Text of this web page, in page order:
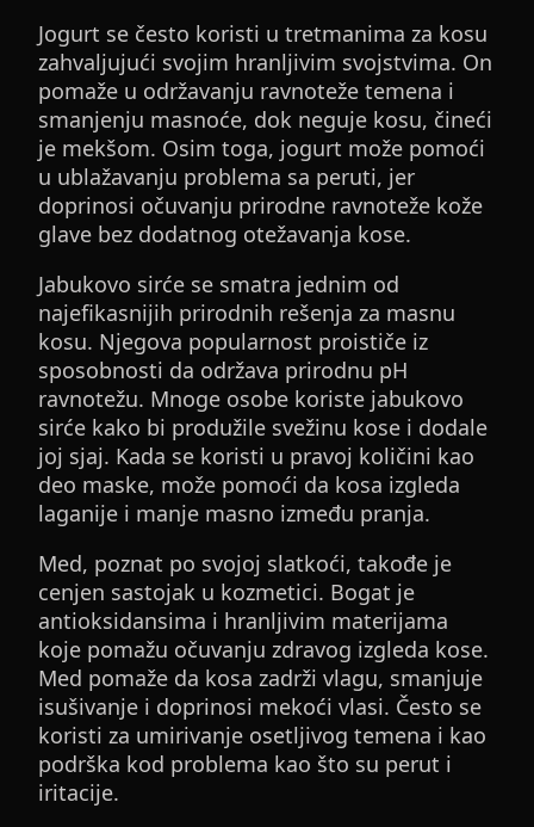
Jogurt se često koristi u tretmanima za kosu
zahvaljujući svojim hranljivim svojstvima. On
pomaže u održavanju ravnoteže temena i
smanjenju masnoće, dok neguje kosu, čineći
je mekšom. Osim toga, jogurt može pomoći
u ublažavanju problema sa peruti, jer
doprinosi očuvanju prirodne ravnoteže kože
glave bez dodatnog otežavanja kose.
Jabukovo sirće se smatra jednim od
najefikasnijih prirodnih rešenja za masnu
kosu. Njegova popularnost proističe iz
sposobnosti da održava prirodnu pH
ravnotežu. Mnoge osobe koriste jabukovo
sirće kako bi produžile svežinu kose i dodale
joj sjaj. Kada se koristi u pravoj količini kao
deo maske, može pomoći da kosa izgleda
laganije i manje masno između pranja.
Med, poznat po svojoj slatkoći, takođe je
cenjen sastojak u kozmetici. Bogat je
antioksidansima i hranljivim materijama
koje pomažu očuvanju zdravog izgleda kose.
Med pomaže da kosa zadrži vlagu, smanjuje
isušivanje i doprinosi mekoći vlasi. Često se
koristi za umirivanje osetljivog temena i kao
podrška kod problema kao što su perut i
iritacije.